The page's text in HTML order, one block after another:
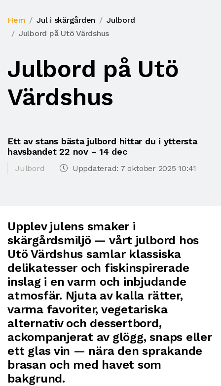
Hem Jul i skärgården
Julbord
Julbord på Utö Värdshus
Julbord på Utö
Värdshus
Ett av stans bästa julbord hittar du i yttersta
havsbandet 22 nov – 14 dec
Julbord Uppdaterad: 7 oktober 2025 10:41
Upplev julens smaker i
skärgårdsmiljö — vårt julbord hos
Utö Värdshus samlar klassiska
delikatesser och fiskinspirerade
inslag i en varm och inbjudande
atmosfär. Njuta av kalla rätter,
varma favoriter, vegetariska
alternativ och dessertbord,
ackompanjerat av glögg, snaps eller
ett glas vin — nära den sprakande
brasan och med havet som
bakgrund.